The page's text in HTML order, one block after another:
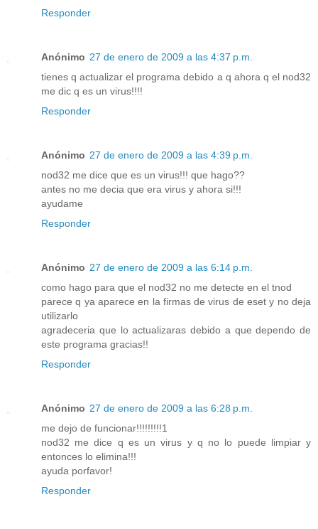
Responder
Anónimo 27 de enero de 2009 a las 4:37 p.m.
tienes q actualizar el programa debido a q ahora q el nod32
me dic q es un virus!!!!
Responder
Anónimo 27 de enero de 2009 a las 4:39 p.m.
nod32 me dice que es un virus!!! que hago??
antes no me decia que era virus y ahora si!!!
ayudame
Responder
Anónimo 27 de enero de 2009 a las 6:14 p.m.
como hago para que el nod32 no me detecte en el tnod
parece q ya aparece en la firmas de virus de eset y no deja
utilizarlo
agradeceria que lo actualizaras debido a que dependo de
este programa gracias!!
Responder
Anónimo 27 de enero de 2009 a las 6:28 p.m.
me dejo de funcionar!!!!!!!!!1
nod32 me dice q es un virus y q no lo puede limpiar y
entonces lo elimina!!!
ayuda porfavor!
Responder